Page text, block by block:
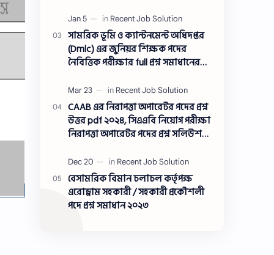
২০২৩
সামরিক ভূমি ও ক্যান্টনমেন্ট অধিদপ্তর
(Dmlc) এর জুনিয়র শিক্ষক পদের
নৈবিত্তিক পরীক্ষার full প্রশ্ন সমাধানের
question solution pdf 2023,সামরিক
ভূমি ও ক্যান্টনমেন্ট অধিদপ্তর প্রশ্ন
সমাধান ২০২৩
CAAB এর নিরাপত্তা অপারেটর পদের প্রশ্ন
উত্তর pdf ২০২৪, সিএএবি নিয়োগ পরীক্ষা
নিরাপত্তা অপারেটর পদের প্রশ্ন সলিউশন
বেসামরিক বিমান চলাচল কর্তৃপক্ষ
এরোড্রাম সহকারী / সহকারী প্রকৌশলী
পদে প্রশ্ন সমাধান ২০২৩